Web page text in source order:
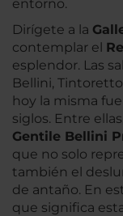
entorno.
Dirígete a la
contemplar el
esplendor. Las
Bellini,
hoy la misma
siglos. Entre
Gentile Bellini
que no solo
también el
de antaño. En
que significa